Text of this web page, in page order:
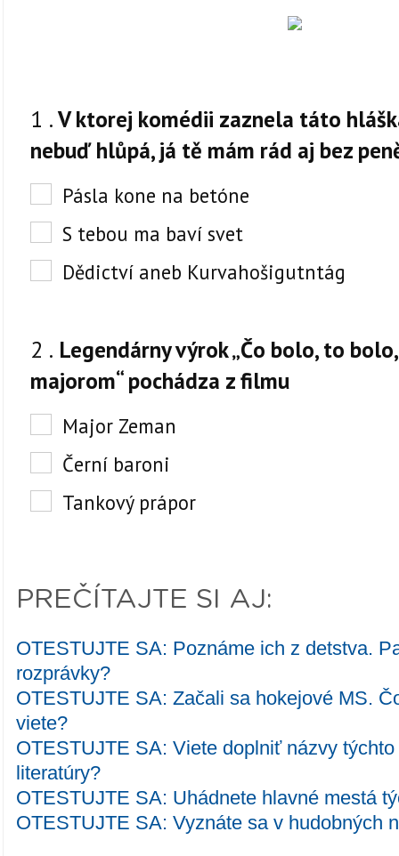
PREČÍTAJTE SI AJ:
OTESTUJTE SA: Poznáme ich z detstva.
rozprávky?
OTESTUJTE SA: Začali sa hokejové MS.
viete?
OTESTUJTE SA: Viete doplniť názvy
literatúry?
OTESTUJTE SA: Uhádnete hlavné mestá
OTESTUJTE SA: Vyznáte sa v hudobných